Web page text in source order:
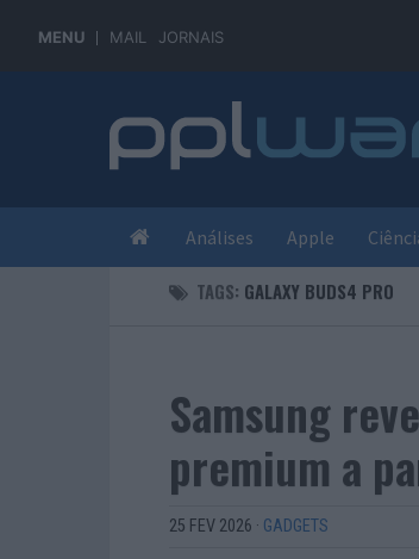
MENU MAIL JORNAIS
Análises Apple
TAGS: GALAXY BUDS4 PRO
Samsung
premium a
25 FEV 2026 · GADGETS